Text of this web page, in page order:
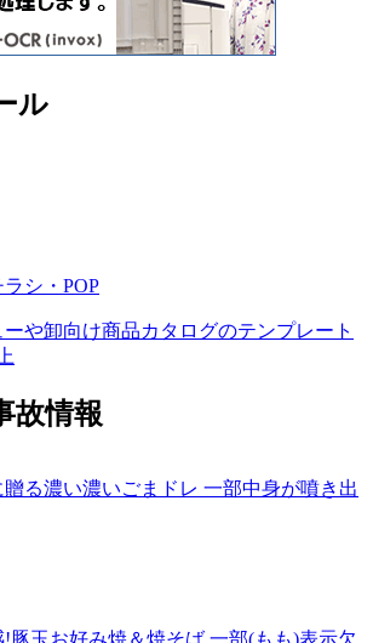
ル
シ・POP
や卸向け商品カタログのテンプレート
故情報
る濃い濃いごまドレ 一部中身が噴き出
豚玉お好み焼＆焼そば 一部(もも)表示欠